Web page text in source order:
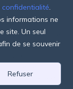
.
informations ne
site. Un seul
de se souvenir
Refuser
boîte à
pour s'adapter
Avec trois
les
les canaux.